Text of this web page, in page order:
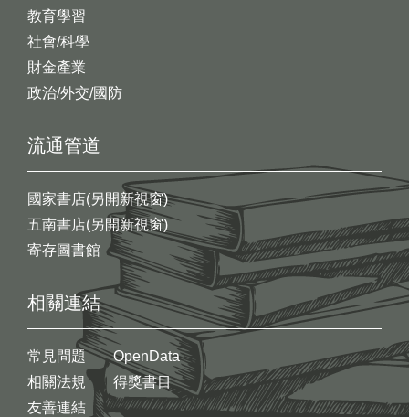
教育學習
社會/科學
財金產業
政治/外交/國防
流通管道
國家書店(另開新視窗)
五南書店(另開新視窗)
寄存圖書館
相關連結
常見問題
相關法規
友善連結
OpenData
得獎書目